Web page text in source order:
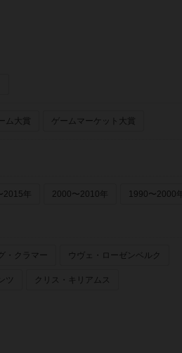
ム大賞 ゲームマーケット大賞
2015年 2000〜2010年 1990〜2000年
・クラマー ウヴェ・ローゼンベルク
ツ クリス・キリアムス